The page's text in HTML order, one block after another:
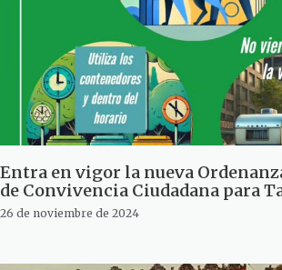
Entra en vigor la nueva
de Convivencia Ciudadana para
26 de noviembre de 2024